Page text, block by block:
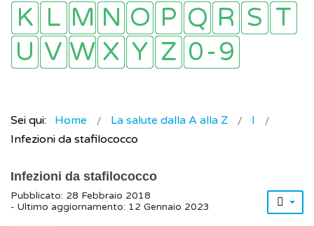
Sei qui: Home La salute dalla A alla Z
I
Infezioni da stafilococco
Infezioni da stafilococco
Pubblicato: 28 Febbraio 2018
- Ultimo aggiornamento: 12 Gennaio 2023